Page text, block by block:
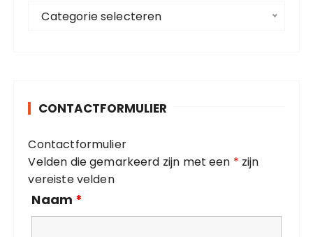
r
e
ë
n
Categorie selecteren
CONTACTFORMULIER
Contactformulier
Velden die gemarkeerd zijn met een * zijn
vereiste velden
Naam *